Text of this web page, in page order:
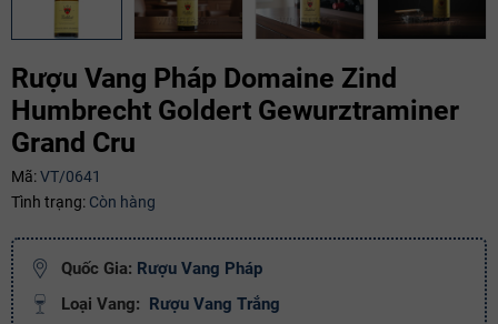
Rượu Vang Pháp Domaine Zind
Humbrecht Goldert Gewurztraminer
Grand Cru
Mã:VT/0641
Tình trạng: Còn hàng
Quốc Gia: Rượu Vang Pháp
Loại Vang: Rượu Vang Trắng
Ngày hết hạn:
Điều kiện:
Copy mã và nhập mã ở trangTHANH TOÁN